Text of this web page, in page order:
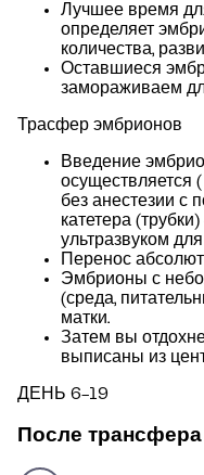
Лучшее время
определяет
количества,
Оставшиеся
замораживаем
Трасфер эмбрионов
Введение
осуществляется
без анестезии с
катетера
ультразвуком
Перенос
Эмбрионы с
(среда,
матки.
Затем вы
выписаны из
ДЕНЬ 6-19
После трансфера